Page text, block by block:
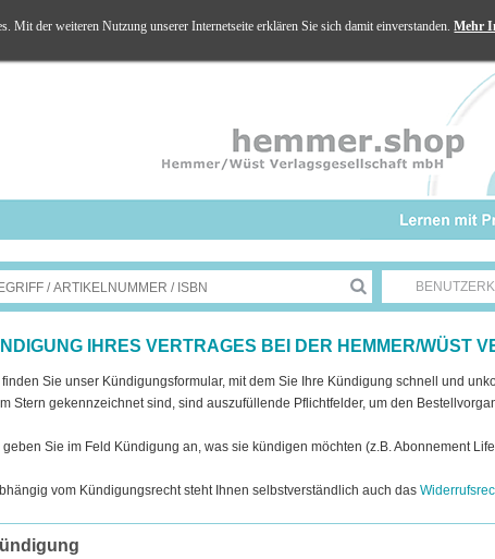
IHRES VERTRAGES BEI DER HEMMER/WÜST
finden Sie unser Kündigungsformular, mit dem Sie Ihre Kündigung schnell und
Stern gekennzeichnet sind, sind auszufüllende Pflichtfelder, um den
geben Sie im Feld Kündigung an, was sie kündigen möchten (z.B. Abonnement
vom Kündigungsrecht steht Ihnen selbstverständlich auch das
Mit der weiteren Nutzung unserer Internetseite erklären Sie sich damit einverstanden.Mehr